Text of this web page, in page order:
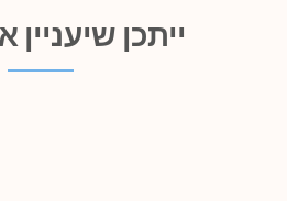
ייתכן